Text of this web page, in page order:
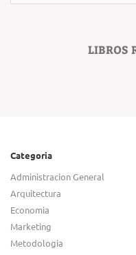
LIBROS
Categoria
Administracion General
Arquitectura
Economia
Marketing
Metodologia